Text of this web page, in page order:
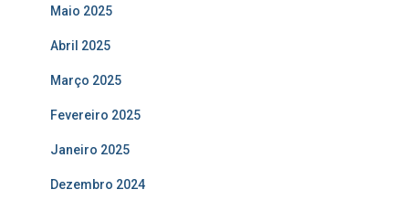
Maio 2025
Abril 2025
Março 2025
Fevereiro 2025
Janeiro 2025
Dezembro 2024